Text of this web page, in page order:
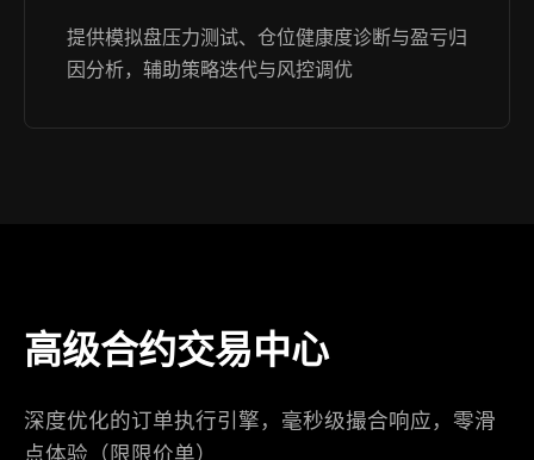
提供模拟盘压力测试、仓位健康度诊断与盈亏归
因分析，辅助策略迭代与风控调优
高级合约交易中心
深度优化的订单执行引擎，毫秒级撮合响应，零滑
点体验（限限价单）